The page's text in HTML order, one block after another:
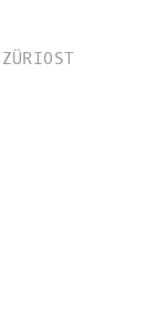
ZÜRIOST